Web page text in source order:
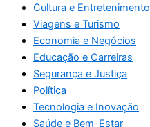
Cultura e Entretenimento
Viagens e Turismo
Economia e Negócios
Educação e Carreiras
Segurança e Justiça
Política
Tecnologia e Inovação
Saúde e Bem-Estar